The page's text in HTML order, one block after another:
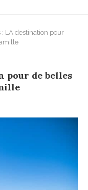
: LA destination pour
pour de belles